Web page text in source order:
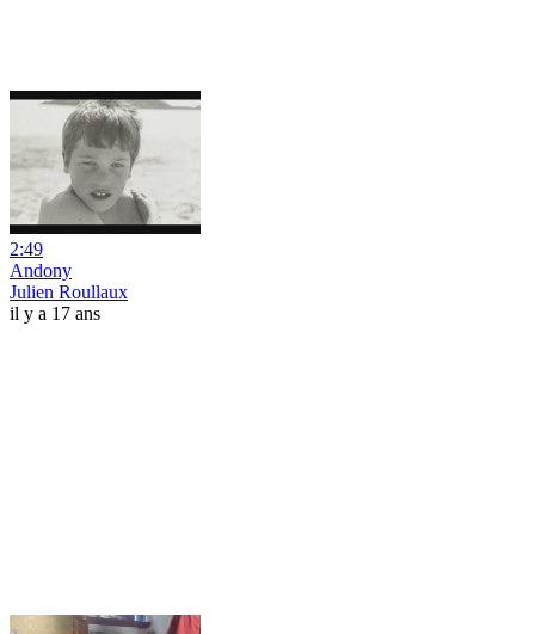
2:49
Andony
Julien Roullaux
il y a 17 ans